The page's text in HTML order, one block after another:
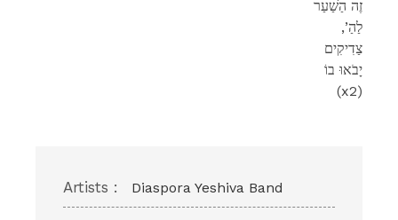
זֶה הַשַׁעַר
,’לַהַ
צַדִיקִים
יָבֹאוּ בוֹ
(x2)
Artists : Diaspora Yeshiva Band